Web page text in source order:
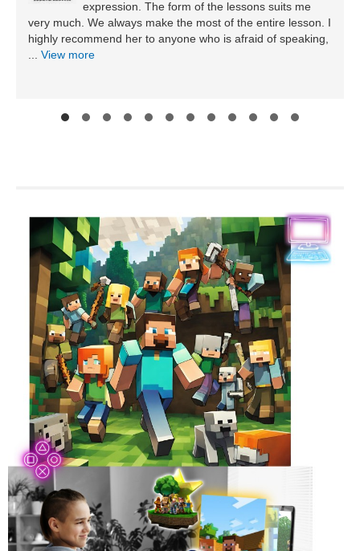
expression. The form of the lessons suits me
very much. We always make the most of the entire lesson. I
highly recommend her to anyone who is afraid of speaking,
View more